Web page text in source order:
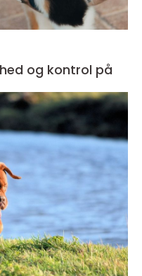
og kontrol på